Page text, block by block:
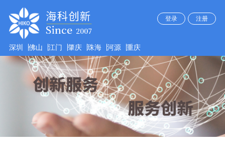
登录 注册
深圳 佛山 江门 肇庆 珠海 河源 重庆